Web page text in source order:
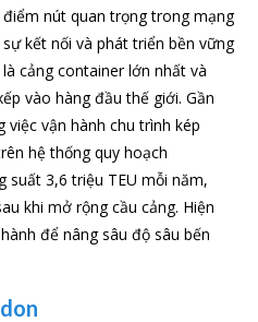
nút quan trọng trong mạng
kết nối và phát triển bền vững
cảng container lớn nhất và
vào hàng đầu thế giới. Gần
vận hành chu trình kép
hệ thống quy hoạch
suất 3,6 triệu TEU mỗi năm,
khi mở rộng cầu cảng. Hiện
để nâng sâu độ sâu bến